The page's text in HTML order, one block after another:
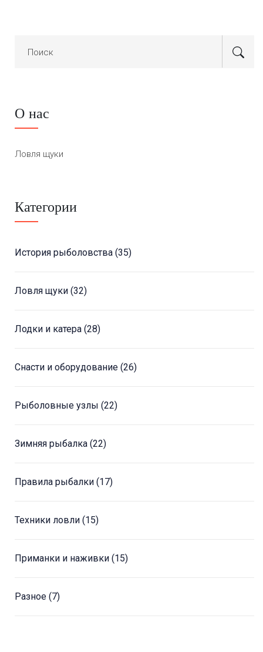
О нас
Ловля щуки
Категории
История рыболовства (35)
Ловля щуки (32)
Лодки и катера (28)
Снасти и оборудование (26)
Рыболовные узлы (22)
Зимняя рыбалка (22)
Правила рыбалки (17)
Техники ловли (15)
Приманки и наживки (15)
Разное (7)